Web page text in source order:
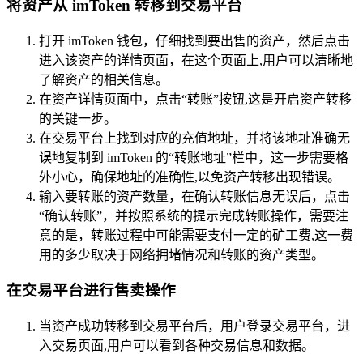
将资产从 imToken 转移到交易平台
打开 imToken 钱包，仔细找到要出售的资产，然后点击
进入该资产的详情页面，在这个页面上,用户可以清晰地
了解资产的相关信息。
在资产详情页面中，点击“转账”按钮,这是开启资产转移
的关键一步。
在交易平台上找到对应的充值地址，并将该地址准确无
误地复制到 imToken 的“转账地址”栏中，这一步需要格
外小心，确保地址的准确性,以免资产转移出现错误。
输入要转账的资产数量，在确认转账信息无误后，点击
“确认转账”，并按照系统的提示完成转账操作，需要注
意的是，转账过程中可能需要支付一定的矿工费,这一费
用的多少取决于网络拥堵情况和转账的资产类型。
在交易平台进行售卖操作
当资产成功转移到交易平台后，用户登录交易平台，进
入交易页面,用户可以看到各种交易信息和数据。